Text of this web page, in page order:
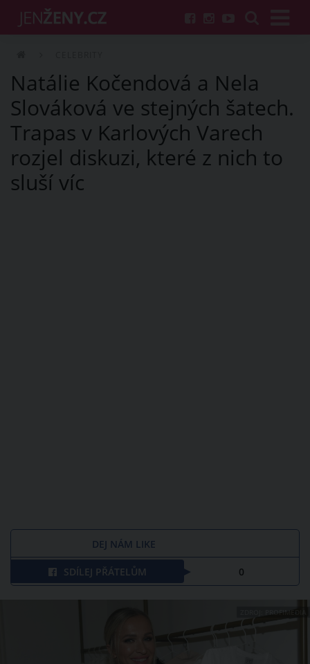
Natálie Kočendová a Nela
Slováková ve stejných šatech.
Trapas v Karlových Varech
rozjel diskuzi, které z nich to
sluší víc
DEJ NÁM LIKE
SDÍLEJ PŘÁTELŮM 0
ZDROJ: PROFIMEDIA